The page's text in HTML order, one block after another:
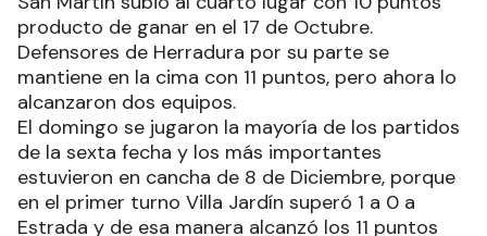
producto de ganar en el 17 de Octubre.
Defensores de Herradura por su parte se
mantiene en la cima con 11 puntos, pero ahora lo
alcanzaron dos equipos.
El domingo se jugaron la mayoría de los partidos
de la sexta fecha y los más importantes
estuvieron en cancha de 8 de Diciembre, porque
en el primer turno Villa Jardín superó 1 a 0 a
Estrada y de esa manera alcanzó los 11 puntos